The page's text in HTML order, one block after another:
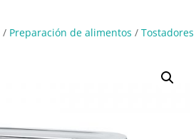
/ Preparación de alimentos /Tostadores